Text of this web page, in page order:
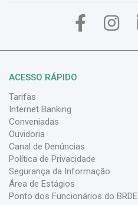
ACESSO RÁPIDO
Tarifas
Internet Banking
Conveniadas
Ouvidoria
Canal de Denúncias
Política de Privacidade
Segurança da Informação
Área de Estágios
Ponto dos Funcionários do BRDE